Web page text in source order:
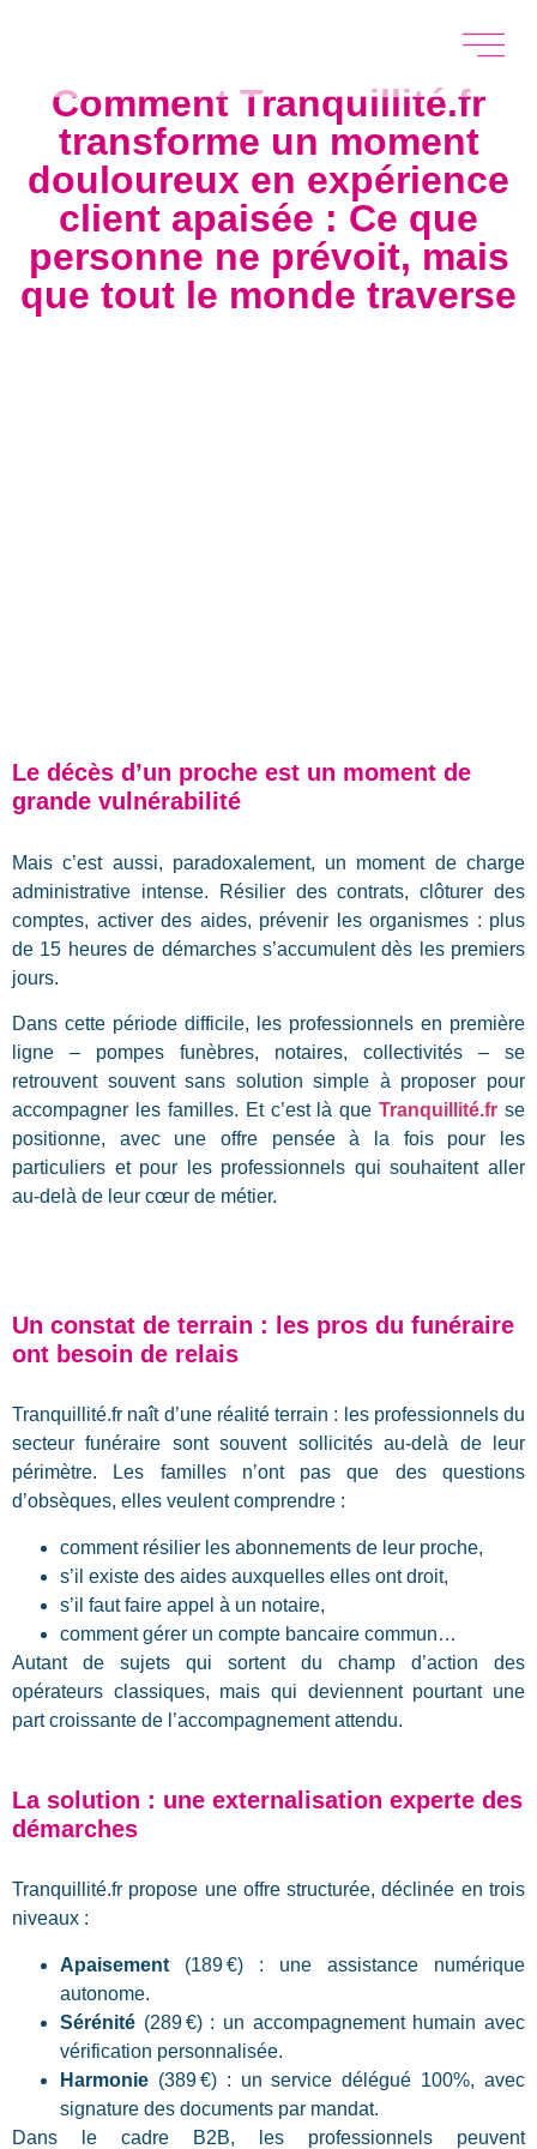
Comment Tranquillité.fr
transforme un moment
douloureux en expérience
client apaisée : Ce que
personne ne prévoit, mais
que tout le monde traverse
Le décès d’un proche est un moment de
grande vulnérabilité
Mais c’est aussi, paradoxalement, un moment de charge
administrative intense. Résilier des contrats, clôturer des
comptes, activer des aides, prévenir les organismes : plus
de 15 heures de démarches s’accumulent dès les premiers
jours.
Dans cette période difficile, les professionnels en première
ligne – pompes funèbres, notaires, collectivités – se
retrouvent souvent sans solution simple à proposer pour
accompagner les familles. Et c’est là queTranquillité.fr se
positionne, avec une offre pensée à la fois pour les
particuliers et pour les professionnels qui souhaitent aller
au-delà de leur cœur de métier.
Un constat de terrain : les pros du funéraire
ont besoin de relais
Tranquillité.fr naît d’une réalité terrain : les professionnels du
secteur funéraire sont souvent sollicités au-delà de leur
périmètre. Les familles n’ont pas que des questions
d’obsèques, elles veulent comprendre :
comment résilier les abonnements de leur proche,
s’il existe des aides auxquelles elles ont droit,
s’il faut faire appel à un notaire,
comment gérer un compte bancaire commun…
Autant de sujets qui sortent du champ d’action des
opérateurs classiques, mais qui deviennent pourtant une
part croissante de l’accompagnement attendu.
La solution : une externalisation experte des
démarches
Tranquillité.fr propose une offre structurée, déclinée en trois
niveaux :
Apaisement (189 €) : une assistance numérique
autonome.
Sérénité (289 €) : un accompagnement humain avec
vérification personnalisée.
Harmonie (389 €) : un service délégué 100%, avec
signature des documents par mandat.
Dans le cadre B2B, les professionnels peuvent